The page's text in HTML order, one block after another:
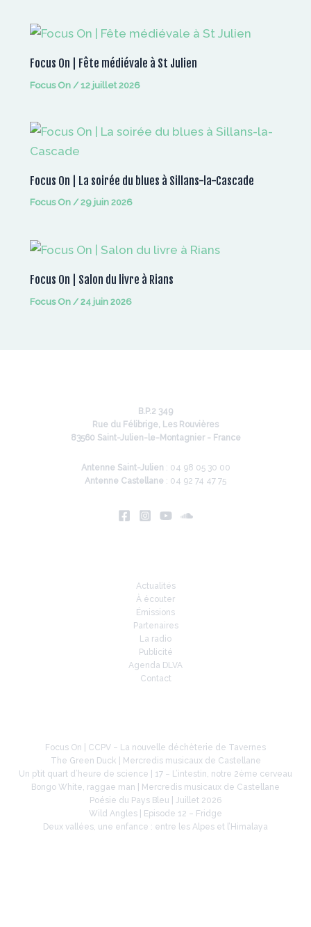
Focus On | Fête médiévale à St Julien
Focus On/12 juillet 2026
Focus On | La soirée du blues à Sillans-la-Cascade
Focus On/29 juin 2026
Focus On | Salon du livre à Rians
Focus On/24 juin 2026
B.P.2 349
Rue du Félibrige, Les Rouvières
83560 Saint-Julien-le-Montagnier - France
Antenne Saint-Julien : 04 98 05 30 00
Antenne Castellane : 04 92 74 47 75
Actualités
À écouter
Émissions
Partenaires
La radio
Publicité
Agenda DLVA
Contact
Focus On | CCPV – La nouvelle déchèterie de Tavernes
The Green Duck | Mercredis musicaux de Castellane
Un p’tit quart d’heure de science | 17 – L’intestin, notre 2ème cerveau
Bongo White, raggae man | Mercredis musicaux de Castellane
Poésie du Pays Bleu | Juillet 2026
Wild Angles | Episode 12 – Fridge
Deux vallées, une enfance : entre les Alpes et l’Himalaya